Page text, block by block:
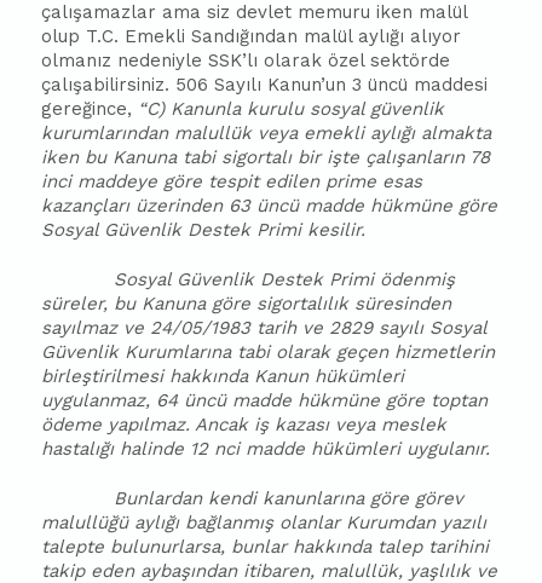
çalışamazlar ama siz devlet memuru iken malül
olup T.C. Emekli Sandığından malül aylığı alıyor
olmanız nedeniyle SSK’lı olarak özel sektörde
çalışabilirsiniz. 506 Sayılı Kanun’un 3 üncü maddesi
gereğince, “C) Kanunla kurulu sosyal güvenlik
kurumlarından malullük veya emekli aylığı almakta
iken bu Kanuna tabi sigortalı bir işte çalışanların 78
inci maddeye göre tespit edilen prime esas
kazançları üzerinden 63 üncü madde hükmüne göre
Sosyal Güvenlik Destek Primi kesilir.
Sosyal Güvenlik Destek Primi ödenmiş
süreler, bu Kanuna göre sigortalılık süresinden
sayılmaz ve 24/05/1983 tarih ve 2829 sayılı Sosyal
Güvenlik Kurumlarına tabi olarak geçen hizmetlerin
birleştirilmesi hakkında Kanun hükümleri
uygulanmaz, 64 üncü madde hükmüne göre toptan
ödeme yapılmaz. Ancak iş kazası veya meslek
hastalığı halinde 12 nci madde hükümleri uygulanır.
Bunlardan kendi kanunlarına göre görev
malullüğü aylığı bağlanmış olanlar Kurumdan yazılı
talepte bulunurlarsa, bunlar hakkında talep tarihini
takip eden aybaşından itibaren, malullük, yaşlılık ve